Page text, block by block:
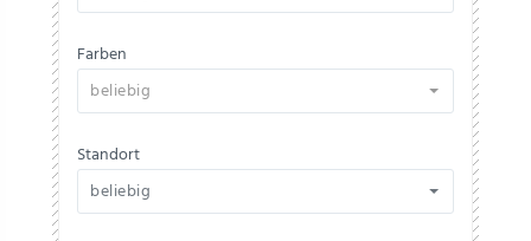
Farben
beliebig
Standort
beliebig